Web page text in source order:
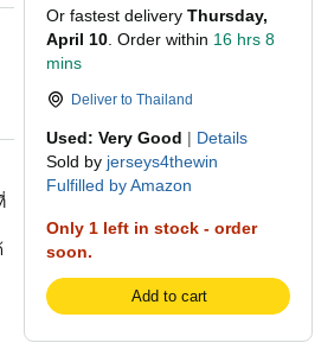
Or fastest delivery Thursday,
April 10 . Order within 16 hrs 8
mins
Deliver to Thailand
Used: Very Good | Details
Sold by jerseys4thewin
Fulfilled by Amazon
Only 1 left in stock - order
soon.
Add to cart